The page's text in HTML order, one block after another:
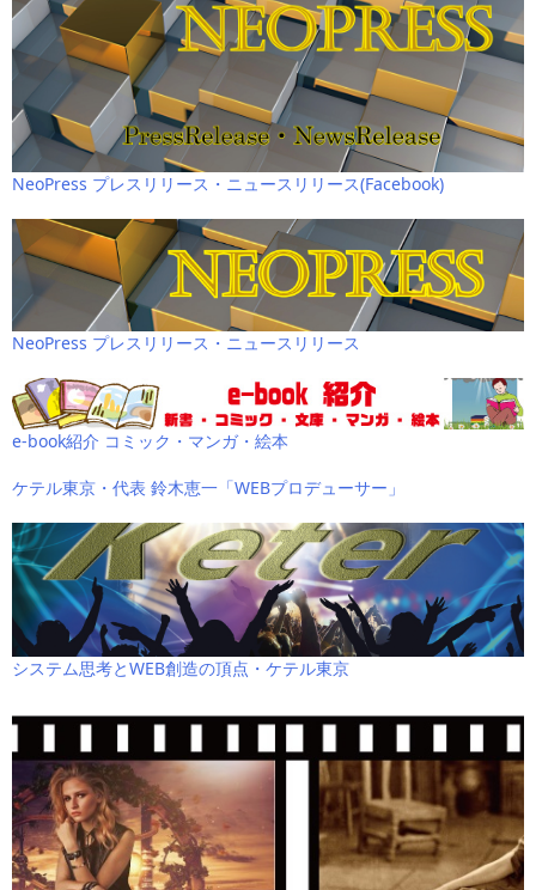
NeoPress プレスリリース・ニュースリリース(Facebook)
NeoPress プレスリリース・ニュースリリース
e-book紹介 コミック・マンガ・絵本
ケテル東京・代表 鈴木恵一「WEBプロデューサー」
システム思考とWEB創造の頂点・ケテル東京